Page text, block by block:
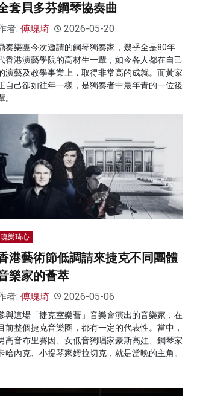
套貝多芬鋼琴協奏曲
者: 傅瑰琦 2026-05-20
奏樂團今次邀請的鋼琴獨奏家，幾乎全是80年
香港演藝學院的高材生一輩，如今各人都在自己
演藝及教學事業上，取得非常高的成就。而黃家
自己卻如往年一樣，是獨奏者中最年青的一位後
。
瑰樂琦心
港藝術節低調請來捷克不同團體
樂家的薈萃
者: 傅瑰琦 2026-05-06
與這場「捷克室樂薈」音樂會演出的音樂家，在
前整個捷克音樂圈，都有一定的代表性。當中，
高音布里賽因、女低音獨唱家豪斯高娃、鋼琴家
哈內克、小提琴家姆拉切克，就是當晚的主角。